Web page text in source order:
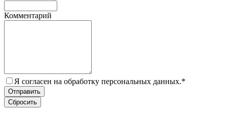
Комментарий
Я согласен на обработку персональных данных.*